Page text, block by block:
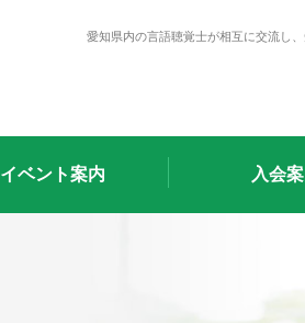
愛知県内の言語聴覚士が相互に交流し
イベント案内 入会